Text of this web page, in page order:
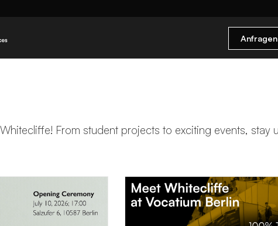
Anfragen
From student projects to exciting events,